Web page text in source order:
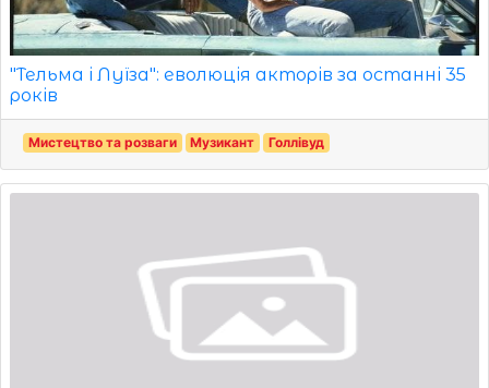
"Тельма і Луїза": еволюція акторів за останні 35
років
Мистецтво та розваги Музикант Голлівуд